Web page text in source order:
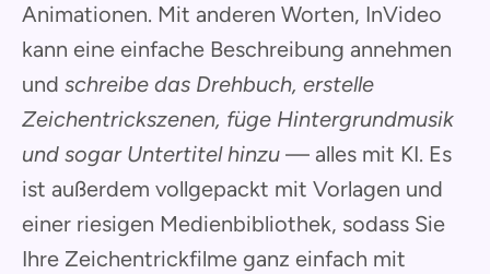
Animationen. Mit anderen Worten, InVideo
kann eine einfache Beschreibung annehmen
und schreibe das Drehbuch, erstelle
Zeichentrickszenen, füge Hintergrundmusik
und sogar Untertitel hinzu — alles mit KI. Es
ist außerdem vollgepackt mit Vorlagen und
einer riesigen Medienbibliothek, sodass Sie
Ihre Zeichentrickfilme ganz einfach mit